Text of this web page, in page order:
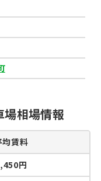
場相場情報
均賃料
円